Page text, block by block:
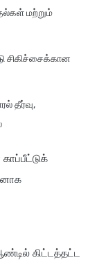
மற்றும்
சிகிச்சைக்கான
தீர்வு,
கிட்டத்தட்ட